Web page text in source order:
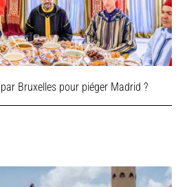
Bruxelles pour piéger Madrid ?